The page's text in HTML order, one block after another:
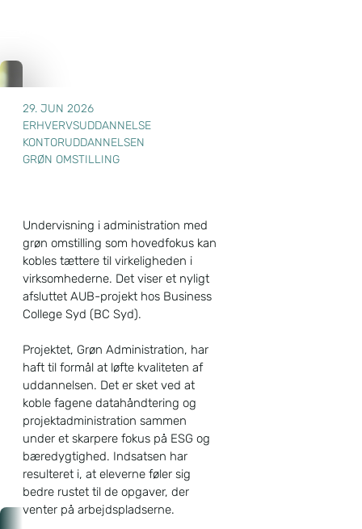
29. JUN 2026
ERHVERVSUDDANNELSE
KONTORUDDANNELSEN
GRØN OMSTILLING
Undervisning i administration med
grøn omstilling som hovedfokus kan
kobles tættere til virkeligheden i
virksomhederne. Det viser et nyligt
afsluttet AUB-projekt hos Business
College Syd (BC Syd).
Projektet, Grøn Administration, har
haft til formål at løfte kvaliteten af
uddannelsen. Det er sket ved at
koble fagene datahåndtering og
projektadministration sammen
under et skarpere fokus på ESG og
bæredygtighed. Indsatsen har
resulteret i, at eleverne føler sig
bedre rustet til de opgaver, der
venter på arbejdspladserne.